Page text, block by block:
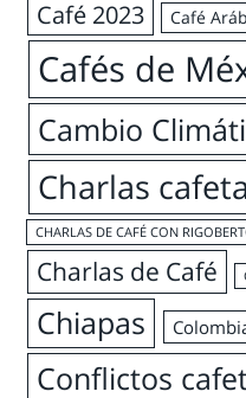
Café 2023 Café
Cafés de
Cambio
Charlas
CHARLAS DE CAFÉ CON
Charlas de Café
Chiapas
Conflictos